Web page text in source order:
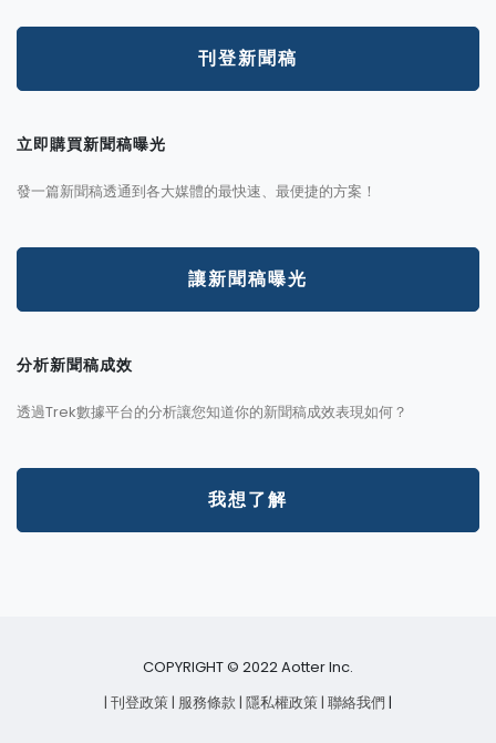
刊登新聞稿
立即購買新聞稿曝光
發一篇新聞稿透通到各大媒體的最快速、最便捷的方案！
讓新聞稿曝光
分析新聞稿成效
透過Trek數據平台的分析讓您知道你的新聞稿成效表現如何？
我想了解
COPYRIGHT © 2022 Aotter Inc.
| 刊登政策| 服務條款 | 隱私權政策| 聯絡我們 |